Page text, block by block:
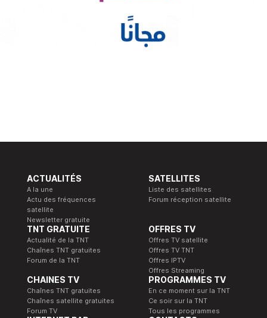
ACTUALITÉS
A la une
Actu des fréquences
satellite
Newsletter gratuite
SATELLITES
Liste des satellites
Forum réception satellite
TNT GRATUITE
Actualité de la TNT
Chaînes TNT gratuites
Forum de la TNT
OFFRES TV
Offres TV satellite
Offres TV TNT
Offres IPTV
Offres Streaming
CHAINES TV
Chaînes TNT gratuites
Chaînes satellite gratuites
Forum TV
PROGRAMMES TV
En ce moment sur la TNT
Ce soir sur la TNT
Tous les programmes